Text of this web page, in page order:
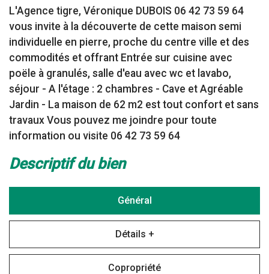
L'Agence tigre, Véronique DUBOIS 06 42 73 59 64
vous invite à la découverte de cette maison semi
individuelle en pierre, proche du centre ville et des
commodités et offrant Entrée sur cuisine avec
poële à granulés, salle d'eau avec wc et lavabo,
séjour - A l'étage : 2 chambres - Cave et Agréable
Jardin - La maison de 62 m2 est tout confort et sans
travaux Vous pouvez me joindre pour toute
information ou visite 06 42 73 59 64
descriptif du bien
Général
Détails +
Copropriété